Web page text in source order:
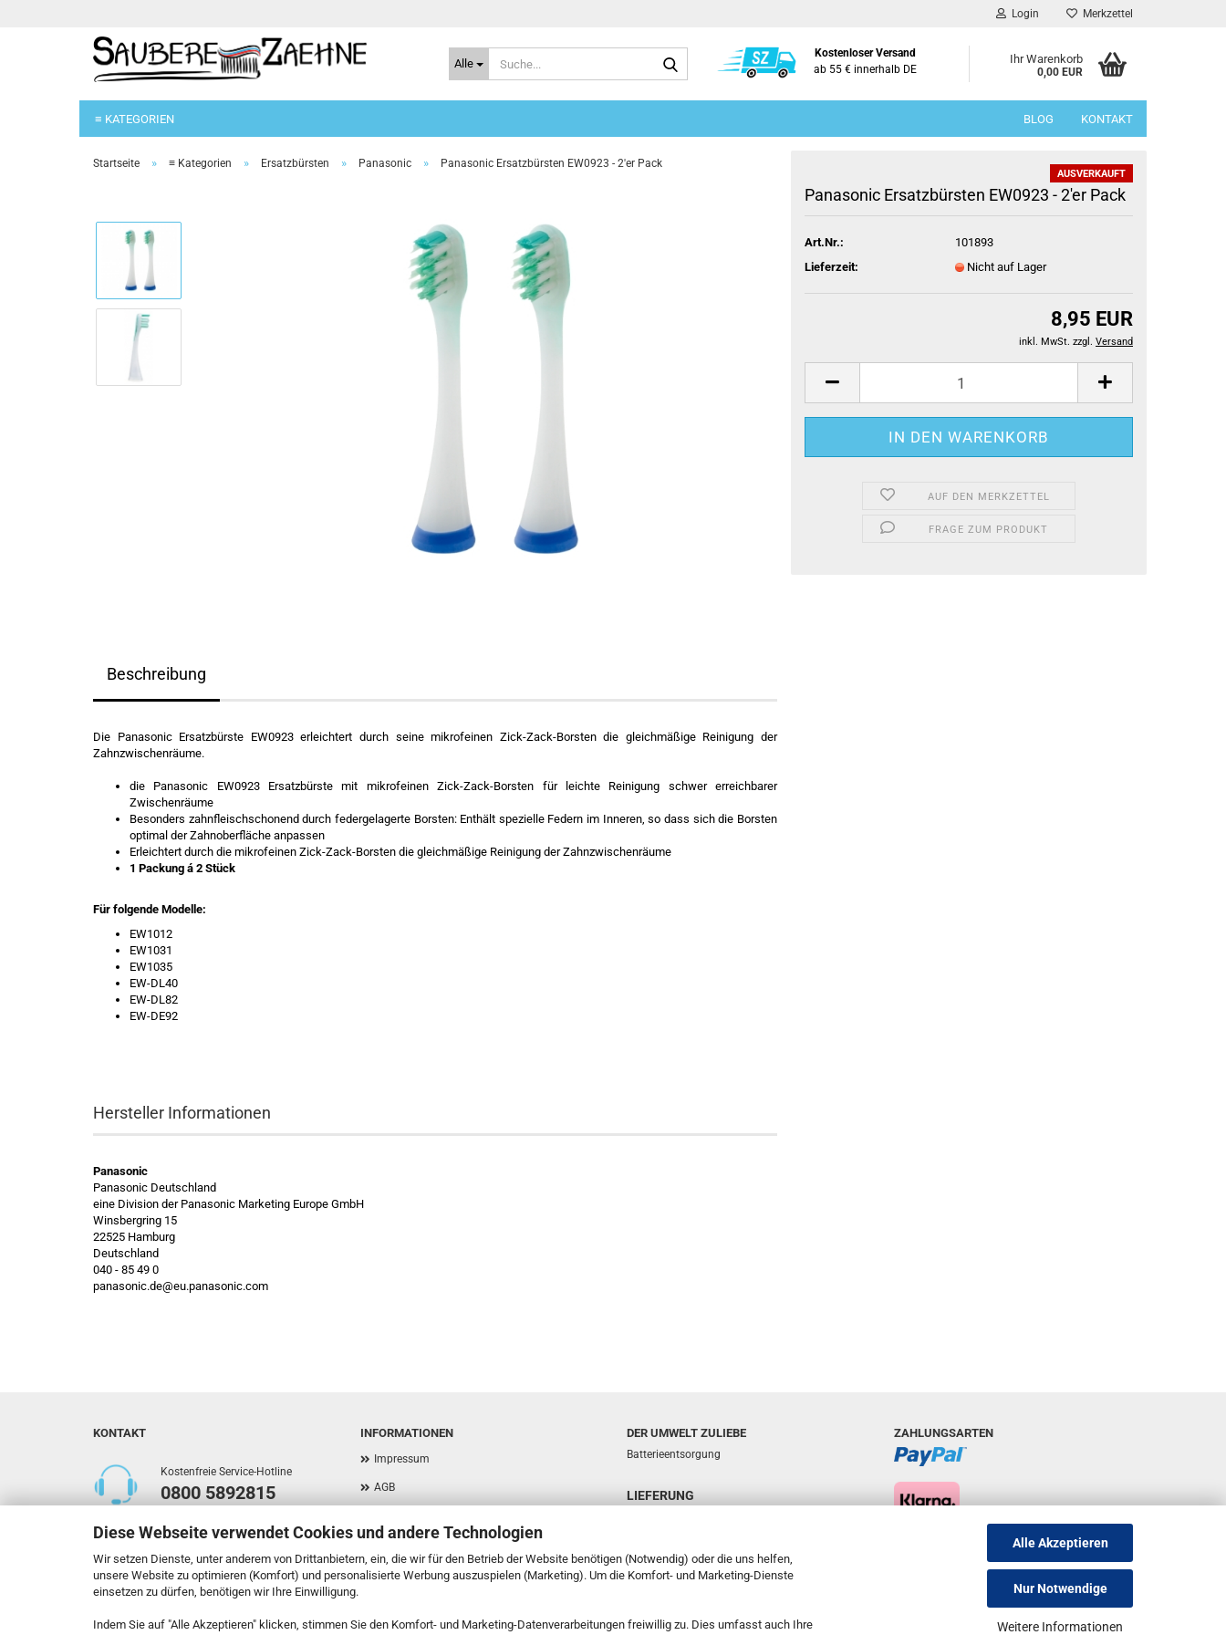
Diese Webseite verwendet Cookies und andere Technologien
Wir setzen Dienste, unter anderem von Drittanbietern, ein, die wir für den Betrieb der Website benötigen (Notwendig) oder die uns helfen,
unsere Website zu optimieren (Komfort) und personalisierte Werbung auszuspielen (Marketing). Um die Komfort- und Marketing-Dienste
einsetzen zu dürfen, benötigen wir Ihre Einwilligung.
Indem Sie auf "Alle Akzeptieren" klicken, stimmen Sie den Komfort- und Marketing-Datenverarbeitungen freiwillig zu. Dies umfasst auch Ihre
Alle Akzeptieren
Nur Notwendige
Weitere Informationen
Login Merkzettel
Alle
Kostenloser Versand
ab 55 € innerhalb DE
Ihr Warenkorb
0,00 EUR
≡ KATEGORIEN BLOG KONTAKT
Startseite » ≡ Kategorien » Ersatzbürsten » Panasonic » Panasonic Ersatzbürsten EW0923 - 2'er Pack
AUSVERKAUFT
Panasonic Ersatzbürsten EW0923 - 2'er Pack
Art.Nr.:
101893
Lieferzeit:
Nicht auf Lager
8,95 EUR
inkl. MwSt. zzgl. Versand
AUF DEN MERKZETTEL
FRAGE ZUM PRODUKT
Beschreibung
Die Panasonic Ersatzbürste EW0923 erleichtert durch seine mikrofeinen Zick-Zack-Borsten die gleichmäßige Reinigung der
Zahnzwischenräume.
die Panasonic EW0923 Ersatzbürste mit mikrofeinen Zick-Zack-Borsten für leichte Reinigung schwer erreichbarer
Zwischenräume
Besonders zahnfleischschonend durch federgelagerte Borsten: Enthält spezielle Federn im Inneren, so dass sich die Borsten
optimal der Zahnoberfläche anpassen
Erleichtert durch die mikrofeinen Zick-Zack-Borsten die gleichmäßige Reinigung der Zahnzwischenräume
1 Packung á 2 Stück
Für folgende Modelle:
EW1012
​EW1031
EW1035
EW-DL40
EW-DL82
EW-DE92
Hersteller Informationen
Panasonic
Panasonic Deutschland
eine Division der Panasonic Marketing Europe GmbH
Winsbergring 15
22525 Hamburg
Deutschland
040 - 85 49 0
panasonic.de@eu.panasonic.com
INFORMATIONEN
Impressum
AGB
Versand- & Zahlungsbedingungen
Widerrufsrecht & Muster-Widerrufsformular
Callback Service
DER UMWELT ZULIEBE
Batterieentsorgung
LIEFERUNG
ZAHLUNGSARTEN
KONTAKT
Kostenfreie Service-Hotline
0800 5892815
Callback Service